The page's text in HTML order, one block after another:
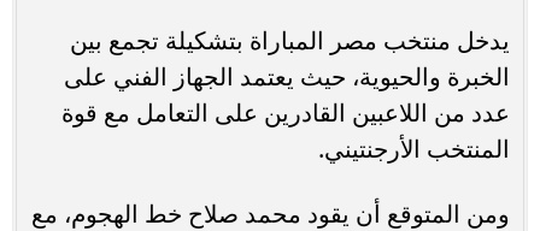
يدخل منتخب مصر المباراة بتشكيلة تجمع بين
الخبرة والحيوية، حيث يعتمد الجهاز الفني على
عدد من اللاعبين القادرين على التعامل مع قوة
المنتخب الأرجنتيني.
ومن المتوقع أن يقود محمد صلاح خط الهجوم، مع